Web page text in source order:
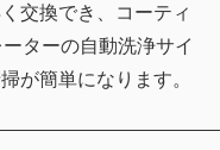
交換でき、コーティ
ターの自動洗浄サイ
が簡単になります。